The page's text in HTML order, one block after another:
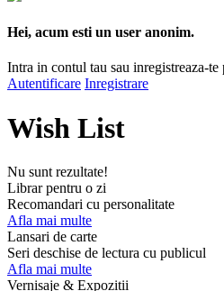
Hei, acum esti un user anonim.
Intra in contul tau sau inregistreaza-
Autentificare Inregistrare
Wish List
Nu sunt rezultate!
Librar pentru o zi
Recomandari cu personalitate
Afla mai multe
Lansari de carte
Seri deschise de lectura cu publicul
Afla mai multe
Vernisaje & Expozitii